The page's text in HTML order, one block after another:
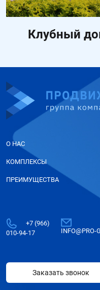
Клубный
О НАС
КОМПЛЕКСЫ
ПРЕИМУЩЕСТВА
+7 (966)
010-94-17
INFO@PRO-
Заказать звонок